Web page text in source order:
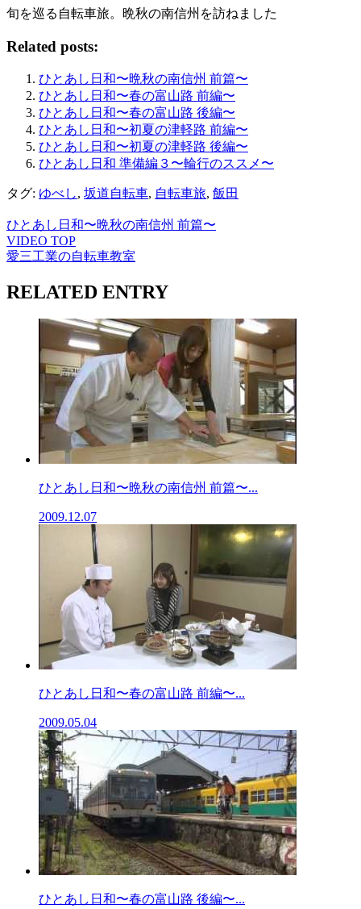
旬を巡る自転車旅。晩秋の南信州を訪ねました
Related posts:
ひとあし日和〜晩秋の南信州 前篇〜
ひとあし日和〜春の富山路 前編〜
ひとあし日和〜春の富山路 後編〜
ひとあし日和〜初夏の津軽路 前編〜
ひとあし日和〜初夏の津軽路 後編〜
ひとあし日和 準備編３〜輪行のススメ〜
タグ: ゆべし, 坂道自転車, 自転車旅, 飯田
ひとあし日和〜晩秋の南信州 前篇〜
VIDEO TOP
愛三工業の自転車教室
RELATED ENTRY
ひとあし日和〜晩秋の南信州 前篇〜...
2009.12.07
ひとあし日和〜春の富山路 前編〜...
2009.05.04
ひとあし日和〜春の富山路 後編〜...